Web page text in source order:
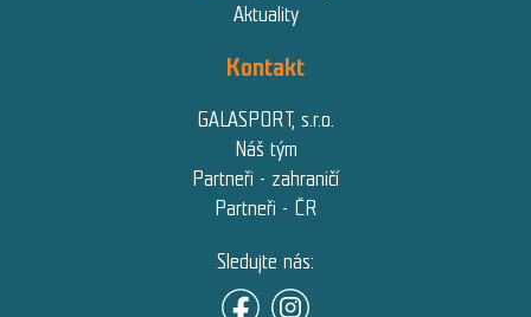
Aktuality
Kontakt
GALASPORT, s.r.o.
Náš tým
Partneři - zahraničí
Partneři - ČR
Sledujte nás: